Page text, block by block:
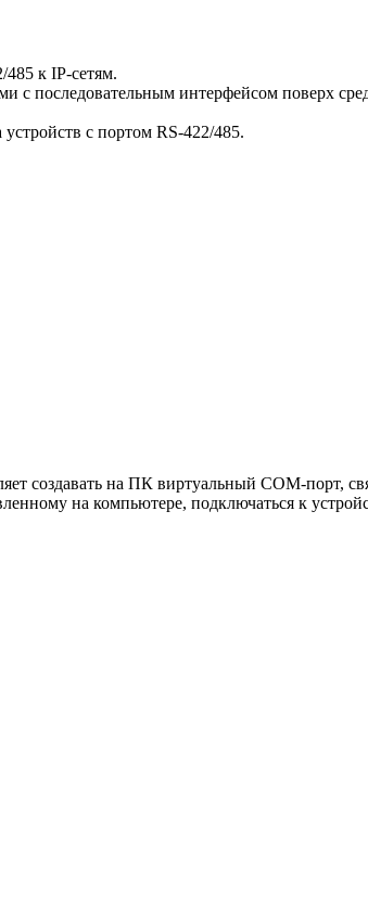
к IP-сетям.
последовательным интерфейсом поверх
с портом RS-422/485.
создавать на ПК виртуальный COM-порт,
на компьютере, подключаться к